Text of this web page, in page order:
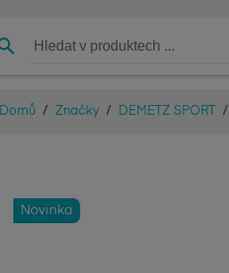
Domů / Značky / DEMETZ SPORT /
Novinka